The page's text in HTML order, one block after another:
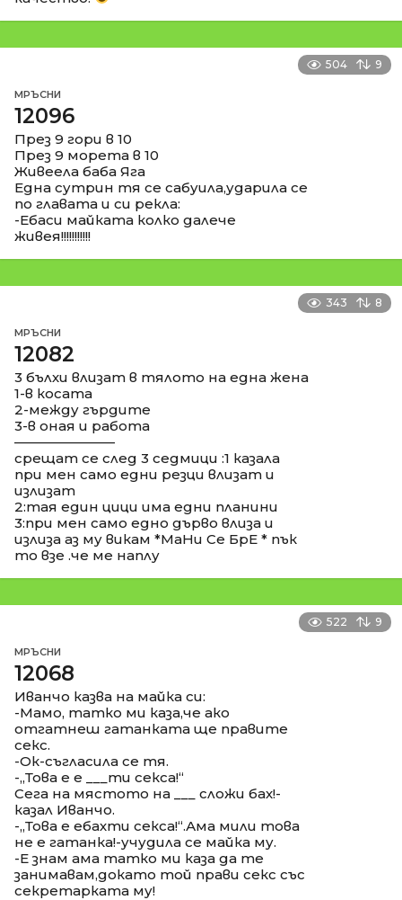
504 9
МРЪСНИ
12096
През 9 гори в 10
През 9 морета в 10
Живеела баба Яга
Една сутрин тя се сабуила,ударила се
по главата и си рекла:
-Ебаси майката колко далече
живея!!!!!!!!!!!
343 8
МРЪСНИ
12082
3 бълхи влизат в тялото на една жена
1-в косата
2-между гърдите
3-в оная и работа
––––––––––––––
срещат се след 3 седмици :1 казала
при мен само едни резци влизат и
излизат
2:тая един цици има едни планини
3:при мен само едно дърво влиза и
излиза аз му викам *МаНи Се БрЕ * пък
то взе .че ме наплу
522 9
МРЪСНИ
12068
Иванчо казва на майка си:
-Мамо, татко ми каза,че ако
отгатнеш гатанката ще правите
секс.
-Ок-съгласила се тя.
-,,Това е е ___ти секса!“
Сега на мястото на ___ сложи бах!-
казал Иванчо.
-,,Това е ебахти секса!“.Ама мили това
не е гатанка!-учудила се майка му.
-Е знам ама татко ми каза да те
занимавам,докато той прави секс със
секретарката му!